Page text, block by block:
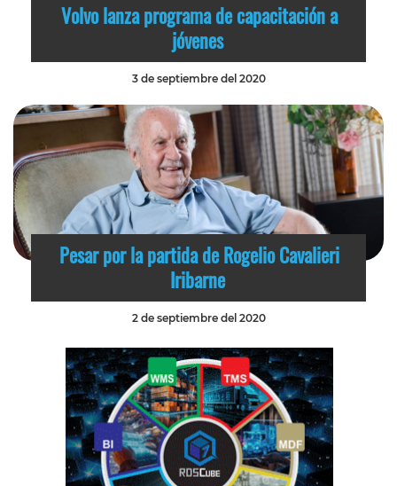
Volvo lanza programa de capacitación a
jóvenes
3 de septiembre del 2020
Pesar por la partida de Rogelio Cavalieri
Iribarne
2 de septiembre del 2020